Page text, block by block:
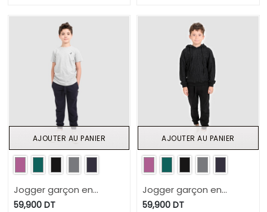
Jogger garçon en
molleton
59,900DT
AJOUTER AU PANIER
Jogger garçon en
molleton
59,900 DT
AJOUTER AU PANIER